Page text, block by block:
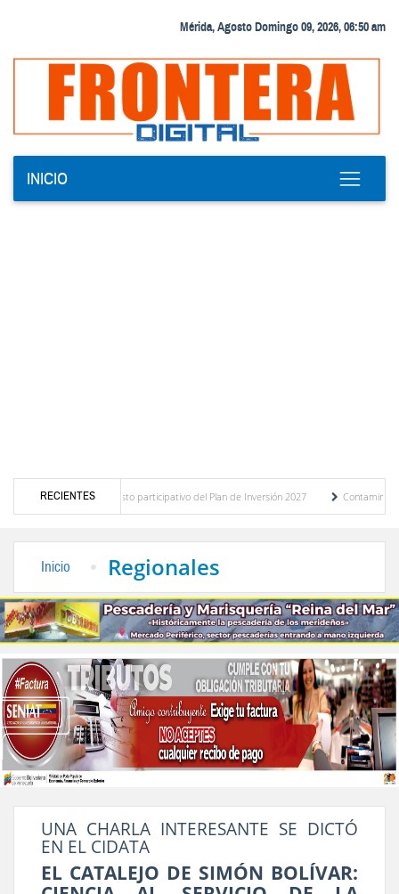
Mérida, Agosto Domingo 09, 2026, 06:50 am
INICIO
RECIENTES
del presupuesto participativo del Plan de Inversión 2027
Contaminación y
Inicio Regionales
UNA CHARLA INTERESANTE SE DICTÓ
EN EL CIDATA
EL CATALEJO DE SIMÓN BOLÍVAR: